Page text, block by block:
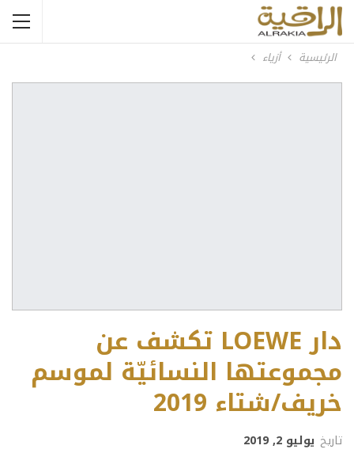
الرئيسية أزياء
دار LOEWE تكشف عن
مجموعتها النسائيّة لموسم
خريف/شتاء 2019
تاريخ يوليو 2, 2019